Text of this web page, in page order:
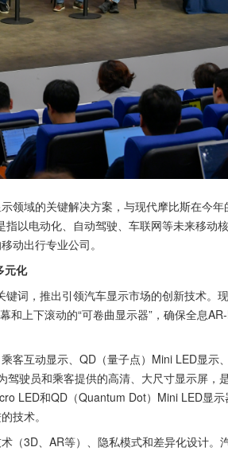
域的关键解决方案，与现代摩比斯在今年
指以电动化、自动驾驶、车联网等未来移动
动出行专业公司。
元化
词，推出引领汽车显示市场的创新技术。
和上下滚动的“可卷曲显示器”，确保全息
客互动显示、QD（量子点）Mini LED显示
驶员和乘客提供的高清、大尺寸显示屏，
LED和QD（Quantum Dot）Mini LED显
技术。
（3D、AR等）、隐私模式和差异化设计。